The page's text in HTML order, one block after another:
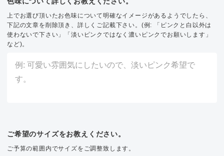
上でお選び頂いたお色味について明確なイメージがあるようでしたら、
下記の文章を削除頂き、詳しくご記載下さい。(例: 「ピンクと白以外は
使わないで下さい」「淡いピンクではなく濃いピンクでお願いします」
など)。
ご希望のサイズをお教えください。
ご予算の範囲内でサイズをご調整致します。